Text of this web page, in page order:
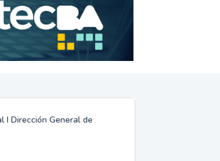
I Dirección General de